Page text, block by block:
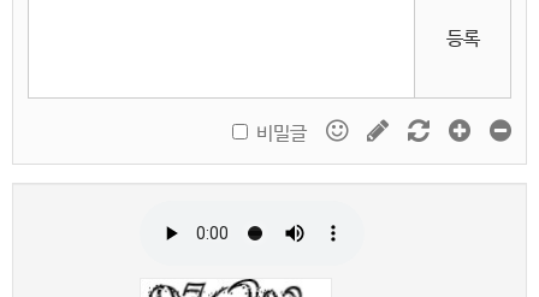
등록
비밀글